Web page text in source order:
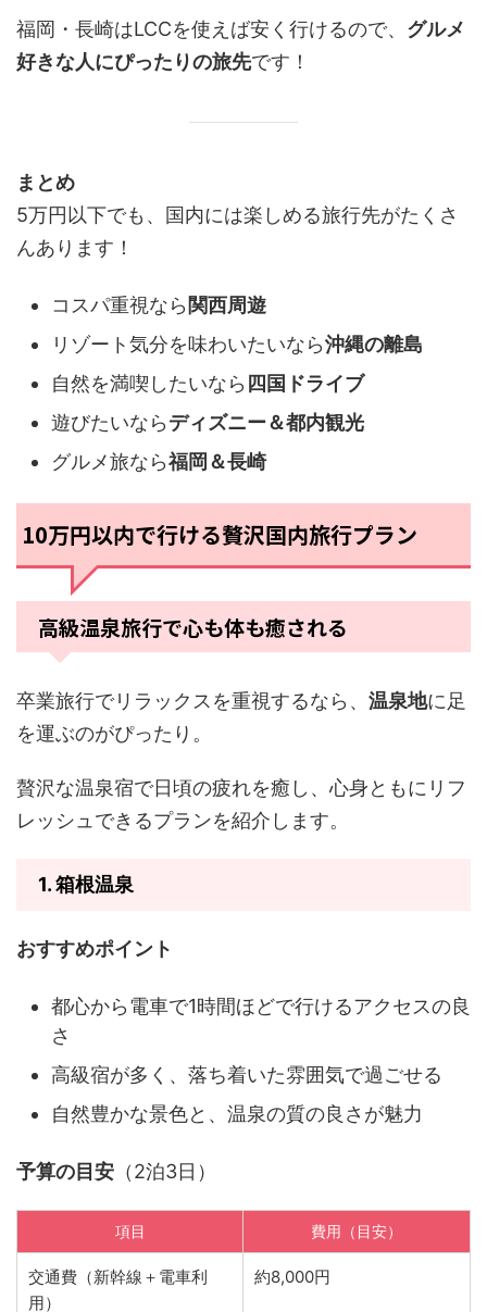
福岡・長崎はLCCを使えば安く行けるので、 グルメ
好きな人にぴったりの旅先です！
まとめ
5万円以下でも、国内には楽しめる旅行先がたくさ
んあります！
コスパ重視なら 関西周遊
リゾート気分を味わいたいなら沖縄の離島
自然を満喫したいなら 四国ドライブ
遊びたいならディズニー＆都内観光
グルメ旅なら福岡＆長崎
10万円以内で行ける贅沢国内旅行プラン
高級温泉旅行で心も体も癒される
卒業旅行でリラックスを重視するなら、 温泉地に足
を運ぶのがぴったり。
贅沢な温泉宿で日頃の疲れを癒し、心身ともにリフ
レッシュできるプランを紹介します。
1.箱根温泉
おすすめポイント
都心から電車で1時間ほどで行けるアクセスの良
さ
高級宿が多く、落ち着いた雰囲気で過ごせる
自然豊かな景色と、温泉の質の良さが魅力
予算の目安 （2泊3日）
項目 費用（目安）
交通費（新幹線＋電車利
用）
約8,000円